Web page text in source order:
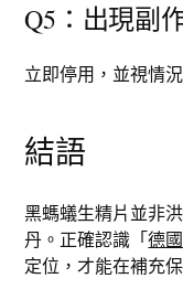
Q5：出現副
立即停用，並視情
結語
黑螞蟻生精片並非
丹。正確認識「德
定位，才能在補充